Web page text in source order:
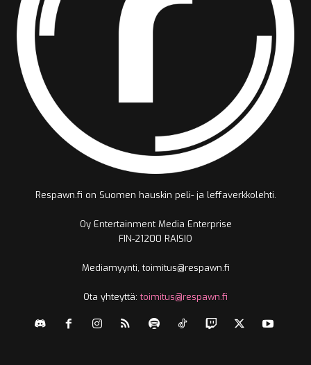
Respawn.fi on Suomen hauskin peli- ja leffaverkkolehti.
Oy Entertainment Media Enterprise
FIN-21200 RAISIO
Mediamyynti, toimitus@respawn.fi
Ota yhteyttä:toimitus@respawn.fi